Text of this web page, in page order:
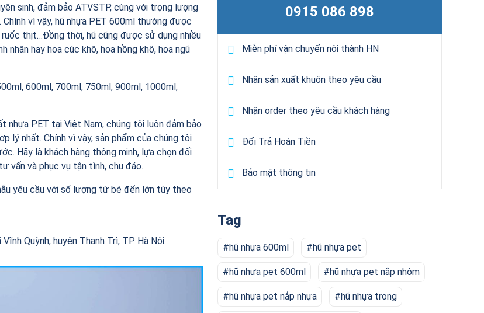
sinh, đảm bảo ATVSTP, cùng với trọng lượng
vì vậy, hũ nhựa PET 600ml thường được
thịt…Đồng thời, hũ cũng được sử dụng nhiều
hay hoa cúc khô, hoa hồng khô, hoa ngũ
600ml, 700ml, 750ml, 900ml, 1000ml,
nhựa PET tại Việt Nam, chúng tôi luôn đảm bảo
lý nhất. Chính vì vậy, sản phẩm của chúng tôi
Hãy là khách hàng thông minh, lựa chọn đối
vấn và phục vụ tận tình, chu đáo.
yêu cầu với số lượng từ bé đến lớn tùy theo
Quỳnh, huyện Thanh Trì, TP. Hà Nội.
0915 086 898
Miễn phí vận chuyển nội thành HN
Nhận sản xuất khuôn theo yêu cầu
Nhận order theo yêu cầu khách hàng
Đổi Trả Hoàn Tiền
Bảo mật thông tin
Tag
hũ nhựa 600ml hũ nhựa pet
hũ nhựa pet 600ml hũ nhựa pet nắp nhôm
hũ nhựa pet nắp nhựa hũ nhựa trong